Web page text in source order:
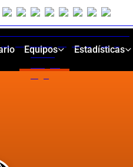
Equipos Estadísticas